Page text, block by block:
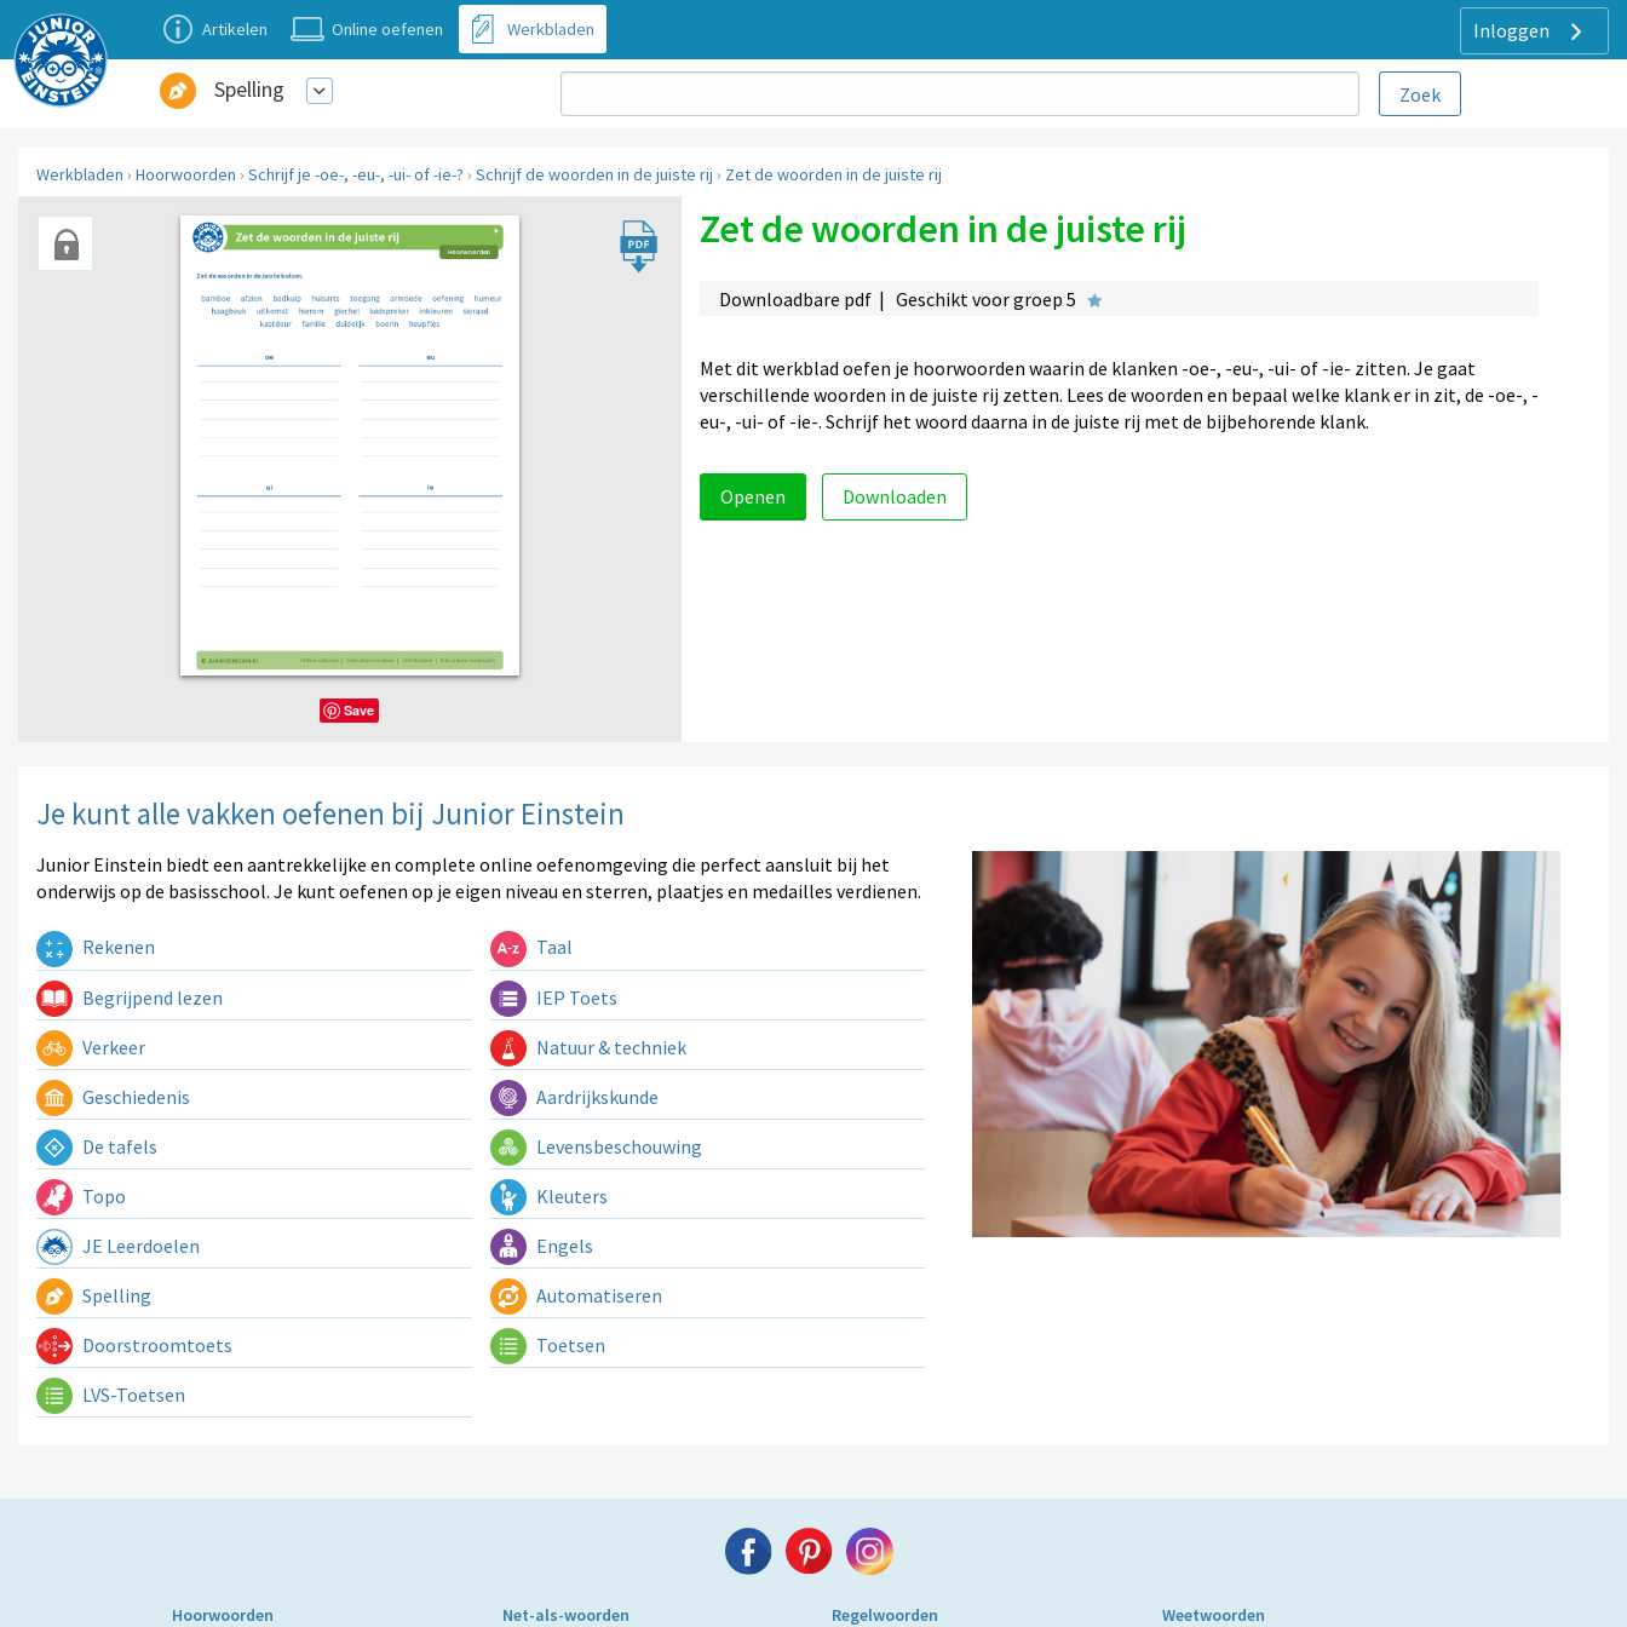
Inloggen
Artikelen Online oefenen Werkbladen
Spelling
Werkbladen › Hoorwoorden › Schrijf je -oe-, -eu-, -ui- of -ie-? › Schrijf de woorden in de juiste rij › Zet de woorden in de juiste rij
Zet de woorden in de juiste rij
Downloadbare pdf | Geschikt voor groep 5
Met dit werkblad oefen je hoorwoorden waarin de klanken -oe-, -eu-, -ui- of -ie- zitten. Je gaat
verschillende woorden in de juiste rij zetten. Lees de woorden en bepaal welke klank er in zit, de -oe-, -
eu-, -ui- of -ie-. Schrijf het woord daarna in de juiste rij met de bijbehorende klank.
Openen Downloaden
Save
Je kunt alle vakken oefenen bij Junior Einstein
Junior Einstein biedt een aantrekkelijke en complete online oefenomgeving die perfect aansluit bij het
onderwijs op de basisschool. Je kunt oefenen op je eigen niveau en sterren, plaatjes en medailles verdienen.
Rekenen Taal
Begrijpend lezen IEP Toets
Verkeer Natuur & techniek
Geschiedenis Aardrijkskunde
De tafels Levensbeschouwing
Topo Kleuters
JE Leerdoelen Engels
Spelling Automatiseren
Doorstroomtoets Toetsen
LVS-Toetsen
Hoorwoorden Net-als-woorden Regelwoorden Weetwoorden